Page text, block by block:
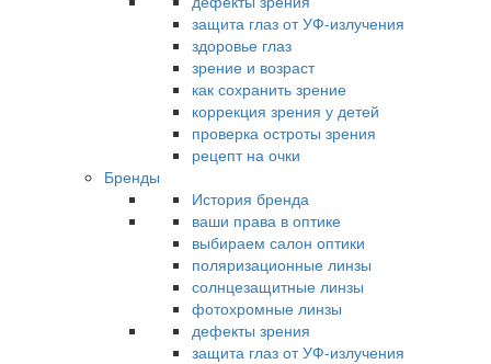
защита глаз от УФ-излучения
здоровье глаз
зрение и возраст
как сохранить зрение
коррекция зрения у детей
проверка остроты зрения
рецепт на очки
Бренды
История бренда
ваши права в оптике
выбираем салон оптики
поляризационные линзы
солнцезащитные линзы
фотохромные линзы
дефекты зрения
защита глаз от УФ-излучения